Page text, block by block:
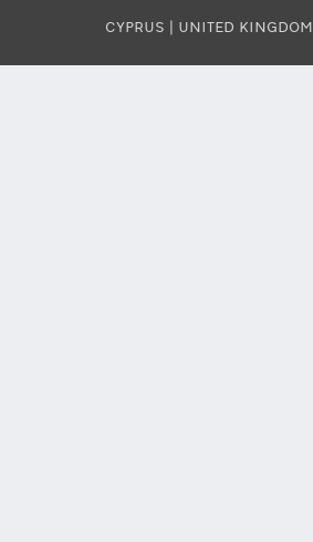
CYPRUS UNITED KINGDOM